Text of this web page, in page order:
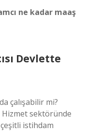
ne kadar maaş
Devlette
çalışabilir mi?
Hizmet sektöründe
istihdam